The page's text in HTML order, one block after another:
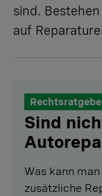
sind.
auf
Sind
Was kann
zusätzliche